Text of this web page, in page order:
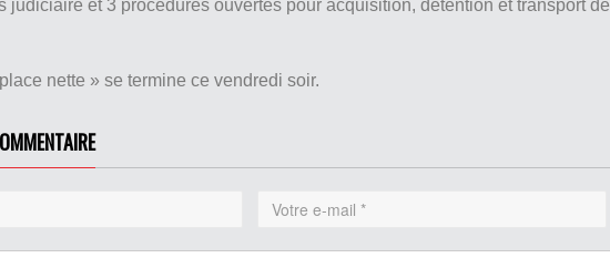
judiciaire et 3 procédures ouvertes pour acquisition, détention et transport de
nette » se termine ce vendredi soir.